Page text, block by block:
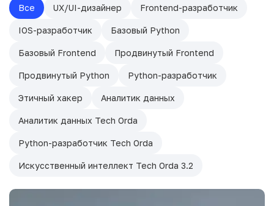
Все UX/UI-дизайнер Frontend-разработчик
IOS-разработчик Базовый Python
Базовый Frontend Продвинутый Frontend
Продвинутый Python Python-разработчик
Этичный хакер Аналитик данных
Аналитик данных Tech Orda
Python-разработчик Tech Orda
Искусственный интеллект Tech Orda 3.2